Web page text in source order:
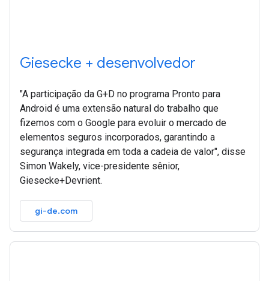
Giesecke + desenvolvedor
"A participação da G+D no programa Pronto para
Android é uma extensão natural do trabalho que
fizemos com o Google para evoluir o mercado de
elementos seguros incorporados, garantindo a
segurança integrada em toda a cadeia de valor", disse
Simon Wakely, vice-presidente sênior,
Giesecke+Devrient.
gi-de.com